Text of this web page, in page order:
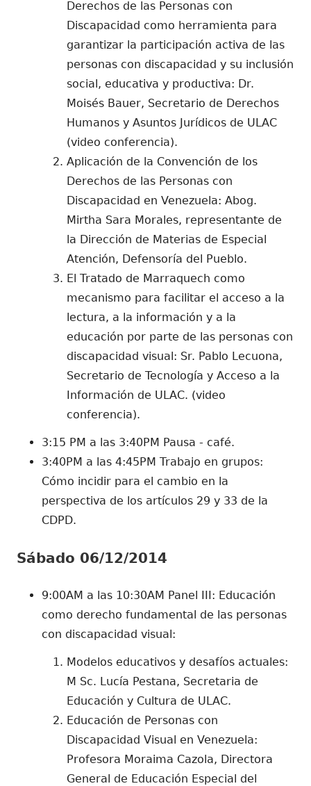
Derechos de las Personas con
Discapacidad como herramienta para
garantizar la participación activa de las
personas con discapacidad y su inclusión
social, educativa y productiva: Dr.
Moisés Bauer, Secretario de Derechos
Humanos y Asuntos Jurídicos de ULAC
(video conferencia).
Aplicación de la Convención de los
Derechos de las Personas con
Discapacidad en Venezuela: Abog.
Mirtha Sara Morales, representante de
la Dirección de Materias de Especial
Atención, Defensoría del Pueblo.
El Tratado de Marraquech como
mecanismo para facilitar el acceso a la
lectura, a la información y a la
educación por parte de las personas con
discapacidad visual: Sr. Pablo Lecuona,
Secretario de Tecnología y Acceso a la
Información de ULAC. (video
conferencia).
3:15 PM a las 3:40PM Pausa - café.
3:40PM a las 4:45PM Trabajo en grupos:
Cómo incidir para el cambio en la
perspectiva de los artículos 29 y 33 de la
CDPD.
Sábado 06/12/2014
9:00AM a las 10:30AM Panel III: Educación
como derecho fundamental de las personas
con discapacidad visual:
Modelos educativos y desafíos actuales:
M Sc. Lucía Pestana, Secretaria de
Educación y Cultura de ULAC.
Educación de Personas con
Discapacidad Visual en Venezuela:
Profesora Moraima Cazola, Directora
General de Educación Especial del